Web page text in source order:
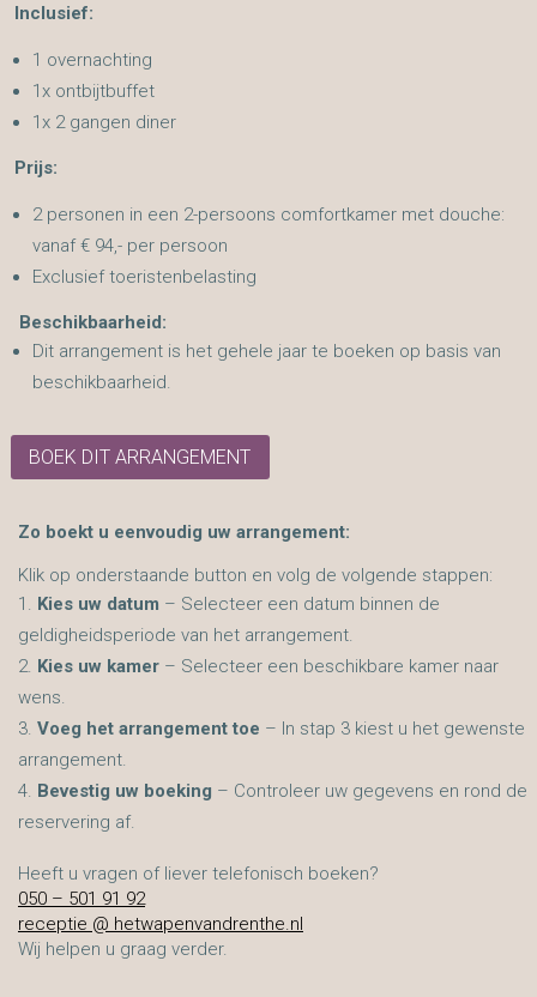
Inclusief:
1 overnachting
1x ontbijtbuffet
1x 2 gangen diner
Prijs:
2 personen in een 2-persoons comfortkamer met douche:
vanaf € 94,- per persoon
Exclusief toeristenbelasting
Beschikbaarheid:
Dit arrangement is het gehele jaar te boeken op basis van
beschikbaarheid.
BOEK DIT ARRANGEMENT
Zo boekt u eenvoudig uw arrangement:
Klik op onderstaande button en volg de volgende stappen:
Kies uw datum – Selecteer een datum binnen de
geldigheidsperiode van het arrangement.
Kies uw kamer – Selecteer een beschikbare kamer naar
wens.
Voeg het arrangement toe – In stap 3 kiest u het gewenste
arrangement.
Bevestig uw boeking – Controleer uw gegevens en rond de
reservering af.
Heeft u vragen of liever telefonisch boeken?
050 – 501 91 92
receptie @ hetwapenvandrenthe.nl
Wij helpen u graag verder.